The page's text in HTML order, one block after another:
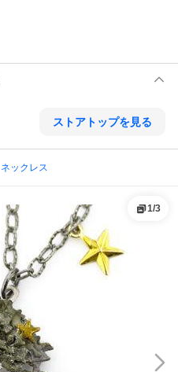
ストアトップを見る
ネックレス
1/3